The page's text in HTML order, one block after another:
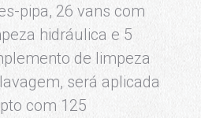
pipa, 26 vans com
hidráulica e 5
de limpeza
será aplicada
com 125